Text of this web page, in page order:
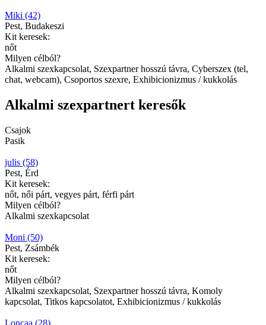
Miki (42)
Pest, Budakeszi
Kit keresek:
nőt
Milyen célból?
Alkalmi szexkapcsolat, Szexpartner hosszú távra, Cyberszex (tel,
chat, webcam), Csoportos szexre, Exhibicionizmus / kukkolás
Alkalmi szexpartnert keresők
Csajok
Pasik
julis (58)
Pest, Érd
Kit keresek:
nőt, női párt, vegyes párt, férfi párt
Milyen célból?
Alkalmi szexkapcsolat
Moni (50)
Pest, Zsámbék
Kit keresek:
nőt
Milyen célból?
Alkalmi szexkapcsolat, Szexpartner hosszú távra, Komoly
kapcsolat, Titkos kapcsolatot, Exhibicionizmus / kukkolás
Loncaa (28)